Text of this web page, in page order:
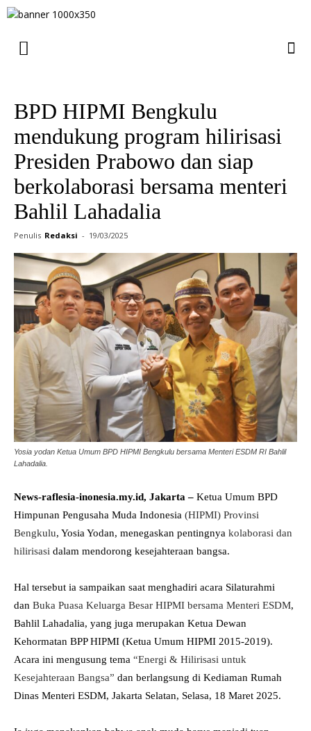
BPD HIPMI Bengkulu
mendukung program hilirisasi
Presiden Prabowo dan siap
berkolaborasi bersama menteri
Bahlil Lahadalia
Penulis Redaksi - 19/03/2025
Yosia yodan Ketua Umum BPD HIPMI Bengkulu bersama Menteri ESDM RI Bahlil
Lahadalia.
News-raflesia-inonesia.my.id, Jakarta – Ketua Umum BPD
Himpunan Pengusaha Muda Indonesia (HIPMI) Provinsi
Bengkulu, Yosia Yodan, menegaskan pentingnya kolaborasi dan
hilirisasi dalam mendorong kesejahteraan bangsa.
Hal tersebut ia sampaikan saat menghadiri acara Silaturahmi
dan Buka Puasa Keluarga Besar HIPMI bersama Menteri ESDM,
Bahlil Lahadalia, yang juga merupakan Ketua Dewan
Kehormatan BPP HIPMI (Ketua Umum HIPMI 2015-2019).
Acara ini mengusung tema “Energi & Hilirisasi untuk
Kesejahteraan Bangsa” dan berlangsung di Kediaman Rumah
Dinas Menteri ESDM, Jakarta Selatan, Selasa, 18 Maret 2025.